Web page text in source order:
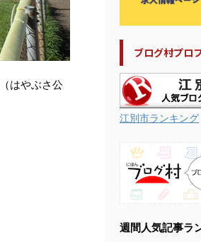
（はやぶさ公
ブログ村プロ
江別市ランキング
週間人気記事ラ